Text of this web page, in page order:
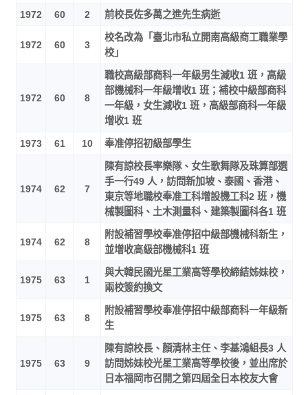
1972 60 2 前校長佐多萬之進先生病逝
1972 60 3
校名改為「臺北市私立開南高級商工職業學
校」
1972 60 8
職校高級部商科一年級男生減收1 班，高級
部機械科一年級增收1 班；補校中級部商科
一年級，女生減收1 班，高級部商科一年級
增收1 班
1973 61 10 奉准停招初級部學生
1974 62 7
陳有諒校長率樂隊、女生歌舞隊及珠算部選
手一行49 人，訪問新加坡、泰國、香港、
東京等地職校奉准工科增設機工科2 班，機
械製圖科、土木測量科、建築製圖科各1 班
1974 62 8
附設補習學校奉准停招中級部機械科新生，
並增收高級部機械科1 班
1975 63 1
與大韓民國光星工業高等學校締結姊妹校，
兩校簽約換文
1975 63 8
附設補習學校奉准停招中級部商科一年級新
生
1975 63 9
陳有諒校長、顏清林主任、李基鴻組長3 人
訪問姊妹校光星工業高等學校後，並出席於
日本福岡市召開之第四屆全日本校友大會